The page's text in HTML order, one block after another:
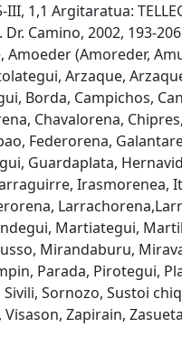
1,1 Argitaratua:
Camino, 2002, 193-
(Amoreder,
Arzaque,
Borda, Campichos,
Chavalorena,
Federorena,
Guardaplata,
Irasmorenea,
Martiategui,
Mirandaburu,
Parada, Pirotegui,
Sornozo, Sustoi
Zapirain,